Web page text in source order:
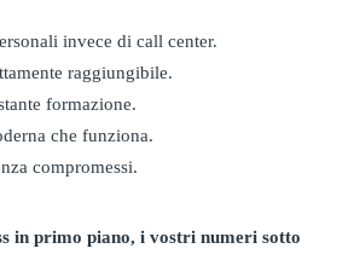
invece di call center.
raggiungibile.
formazione.
che funziona.
compromessi.
in primo piano, i vostri numeri sotto